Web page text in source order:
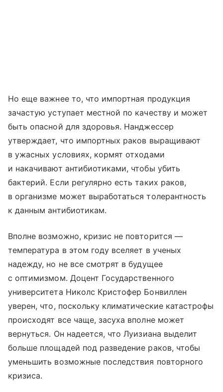
Но еще важнее то, что импортная продукция
зачастую уступает местной по качеству и может
быть опасной для здоровья. Нанджессер
утверждает, что импортных раков выращивают
в ужасных условиях, кормят отходами
и накачивают антибиотиками, чтобы убить
бактерий. Если регулярно есть таких раков,
в организме может выработаться толерантность
к данным антибиотикам.
Вполне возможно, кризис не повторится —
температура в этом году вселяет в ученых
надежду, но не все смотрят в будущее
с оптимизмом. Доцент Государственного
университета Николс Кристофер Бонвиллен
уверен, что, поскольку климатические катастрофы
происходят все чаще, засуха вполне может
вернуться. Он надеется, что Луизиана выделит
больше площадей под разведение раков, чтобы
уменьшить возможные последствия повторного
кризиса.